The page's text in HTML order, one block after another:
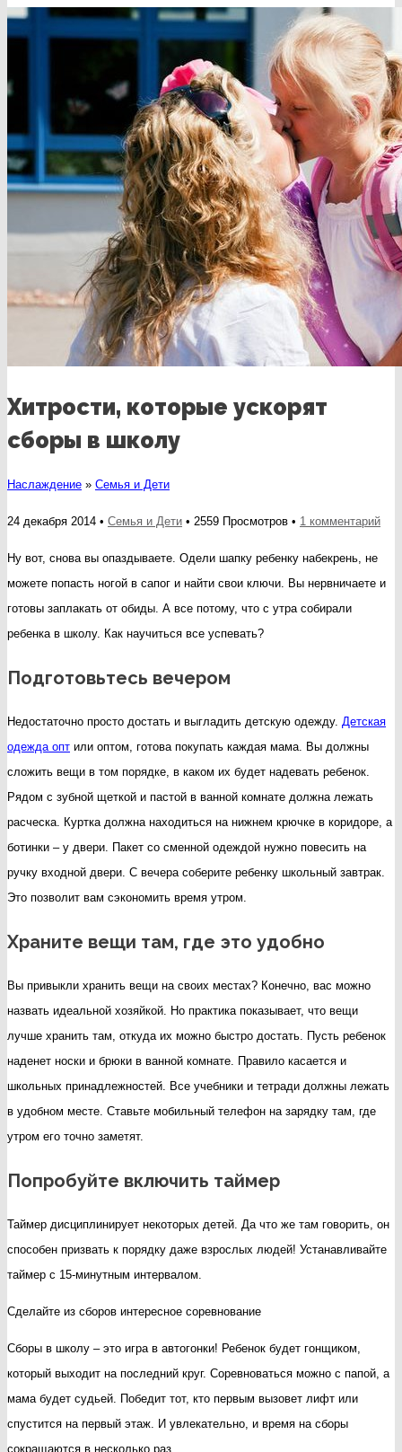
Хитрости, которые ускорят
сборы в школу
Наслаждение » Семья и Дети
24 декабря 2014 • Семья и Дети • 2559 Просмотров • 1 комментарийк
Ну вот, снова вы опаздываете. Одели шапку ребенку набекрень, не
можете попасть ногой в сапог и найти свои ключи. Вы нервничаете и
готовы заплакать от обиды. А все потому, что с утра собирали
ребенка в школу. Как научиться все успевать?
Подготовьтесь вечером
Недостаточно просто достать и выгладить детскую одежду. Детская
одежда опт или оптом, готова покупать каждая мама. Вы должны
сложить вещи в том порядке, в каком их будет надевать ребенок.
Рядом с зубной щеткой и пастой в ванной комнате должна лежать
расческа. Куртка должна находиться на нижнем крючке в коридоре, а
ботинки – у двери. Пакет со сменной одеждой нужно повесить на
ручку входной двери. С вечера соберите ребенку школьный завтрак.
Это позволит вам сэкономить время утром.
Храните вещи там, где это удобно
Вы привыкли хранить вещи на своих местах? Конечно, вас можно
назвать идеальной хозяйкой. Но практика показывает, что вещи
лучше хранить там, откуда их можно быстро достать. Пусть ребенок
наденет носки и брюки в ванной комнате. Правило касается и
школьных принадлежностей. Все учебники и тетради должны лежать
в удобном месте. Ставьте мобильный телефон на зарядку там, где
утром его точно заметят.
Попробуйте включить таймер
Таймер дисциплинирует некоторых детей. Да что же там говорить, он
способен призвать к порядку даже взрослых людей! Устанавливайте
таймер с 15-минутным интервалом.
Сделайте из сборов интересное соревнование
Сборы в школу – это игра в автогонки! Ребенок будет гонщиком,
который выходит на последний круг. Соревноваться можно с папой, а
мама будет судьей. Победит тот, кто первым вызовет лифт или
спустится на первый этаж. И увлекательно, и время на сборы
сокращаются в несколько раз.